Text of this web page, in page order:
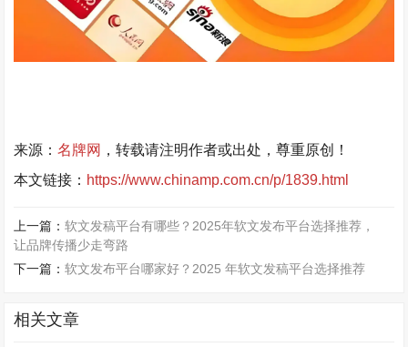
来源：名牌网 ，转载请注明作者或出处，尊重原创！
本文链接： https://www.chinamp.com.cn/p/1839.html
上一篇：软文发稿平台有哪些？2025年软文发布平台选择推荐，
让品牌传播少走弯路
下一篇：软文发布平台哪家好？2025 年软文发稿平台选择推荐
相关文章